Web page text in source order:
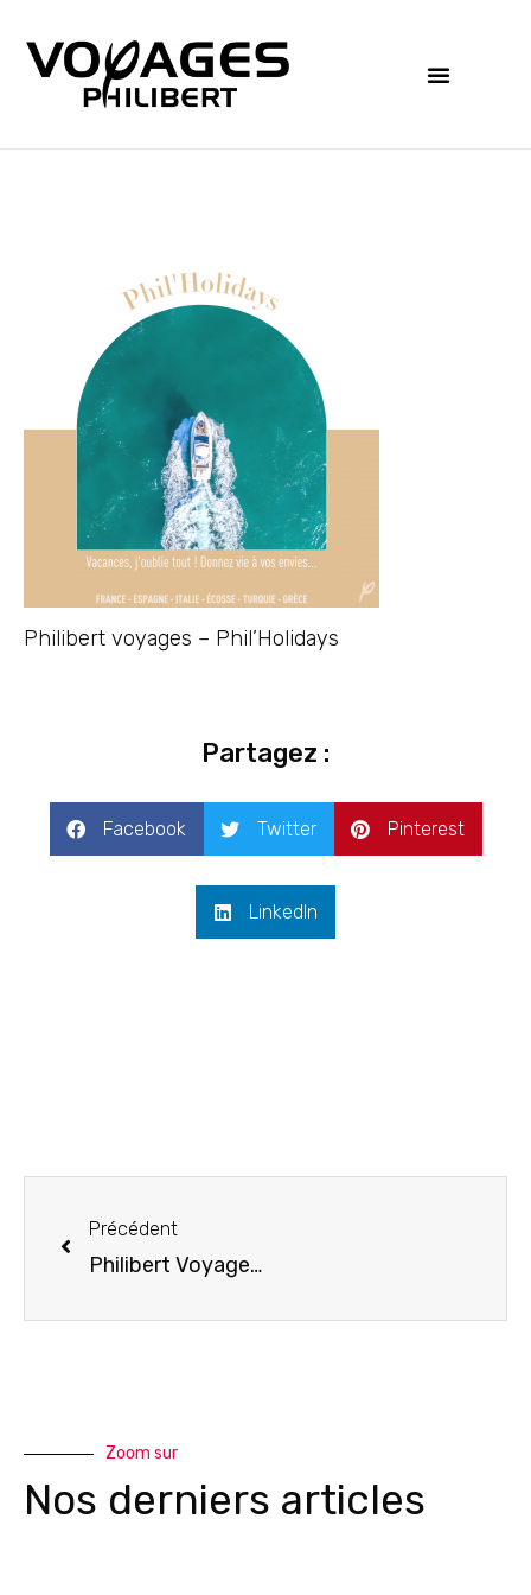
Philibert voyages – Phil’Holidays
Partagez :
Facebook Twitter Pinterest
LinkedIn
Précédent
Philibert Voyages : nouvelle brochure printemps-été 2022
Zoom sur
Nos derniers articles